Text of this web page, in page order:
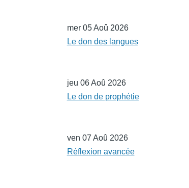
mer 05 Aoû 2026
Le don des langues
jeu 06 Aoû 2026
Le don de prophétie
ven 07 Aoû 2026
Réflexion avancée